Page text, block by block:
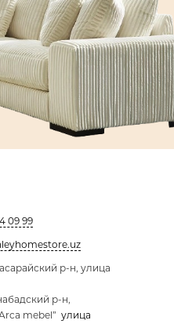
09 99
р-н, улица
р-н,
mebel” улица